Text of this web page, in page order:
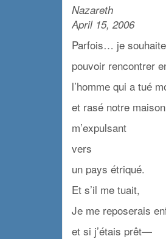
Nazareth
April 15, 2006
Parfois… je souhaite
pouvoir rencontrer
l’homme qui a tué
et rasé notre
m’expulsant
vers
un pays étriqué.
Et s’il me tuait,
Je me reposerais
et si j’étais prêt—